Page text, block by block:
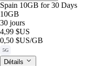
Spain 10GB for 30 Days
10GB
30 jours
4,99 $US
0,50 $US/GB
5G
Détails